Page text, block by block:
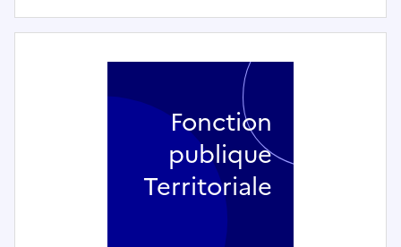
Fonction
publique
Territoriale